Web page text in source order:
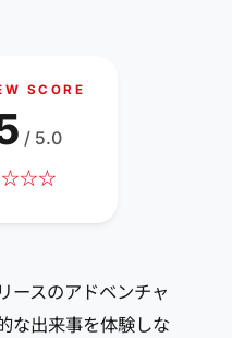
SCORE
☆☆☆
/ 5.0
ースのアドベンチャ
な出来事を体験しな